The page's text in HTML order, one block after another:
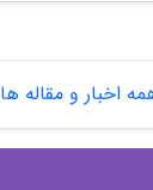
اخبار و مقاله ها